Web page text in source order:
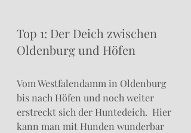
Top 1: Der Deich zwischen
Oldenburg und Höfen
Vom Westfalendamm in Oldenburg
bis nach Höfen und noch weiter
erstreckt sich der Huntedeich.  Hier
kann man mit Hunden wunderbar